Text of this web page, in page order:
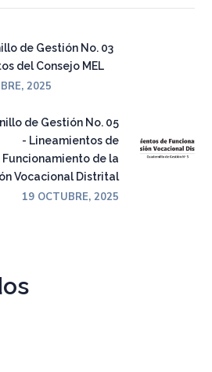
de Gestión No. 03
del Consejo MEL
2025
de Gestión No. 05
- Lineamientos de
Funcionamiento de la
Vocacional Distrital
19 OCTUBRE, 2025